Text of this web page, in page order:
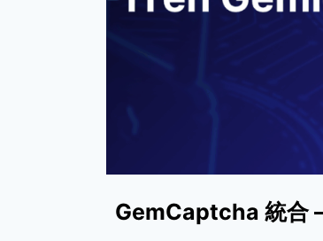
GemCaptcha 統合